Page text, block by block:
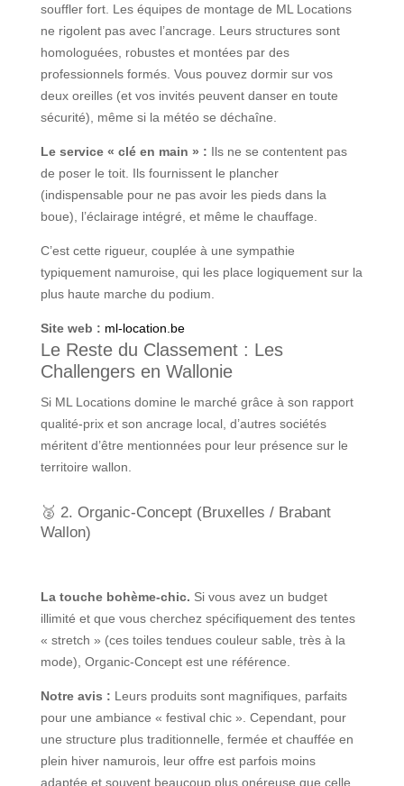
souffler fort. Les équipes de montage de ML Locations
ne rigolent pas avec l’ancrage. Leurs structures sont
homologuées, robustes et montées par des
professionnels formés. Vous pouvez dormir sur vos
deux oreilles (et vos invités peuvent danser en toute
sécurité), même si la météo se déchaîne.
Le service « clé en main » : Ils ne se contentent pas
de poser le toit. Ils fournissent le plancher
(indispensable pour ne pas avoir les pieds dans la
boue), l’éclairage intégré, et même le chauffage.
C’est cette rigueur, couplée à une sympathie
typiquement namuroise, qui les place logiquement sur la
plus haute marche du podium.
Site web : ml-location.be
Le Reste du Classement : Les
Challengers en Wallonie
Si ML Locations domine le marché grâce à son rapport
qualité-prix et son ancrage local, d’autres sociétés
méritent d’être mentionnées pour leur présence sur le
territoire wallon.
🥈 2. Organic-Concept (Bruxelles / Brabant
Wallon)
La touche bohème-chic. Si vous avez un budget
illimité et que vous cherchez spécifiquement des tentes
« stretch » (ces toiles tendues couleur sable, très à la
mode), Organic-Concept est une référence.
Notre avis : Leurs produits sont magnifiques, parfaits
pour une ambiance « festival chic ». Cependant, pour
une structure plus traditionnelle, fermée et chauffée en
plein hiver namurois, leur offre est parfois moins
adaptée et souvent beaucoup plus onéreuse que celle